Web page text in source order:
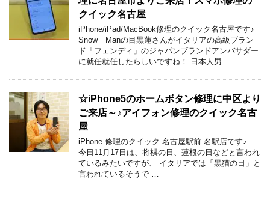
クイック名古屋
iPhone/iPad/MacBook修理のクイック名古屋です♪
Snow Manの目黒蓮さんがイタリアの高級ブラン
ド「フェンディ」のジャパンブランドアンバサダー
に就任就任したらしいですね！ 日本人男 …
☆iPhone5のホームボタン修理に中区より
ご来店～♪アイフォン修理のクイック名古
屋
iPhone 修理のクイック 名古屋駅前 名駅店です♪
今日11月17日は、将棋の日、蓮根の日などと言われ
ているみたいですが、 イタリアでは「黒猫の日」と
言われているそうで …